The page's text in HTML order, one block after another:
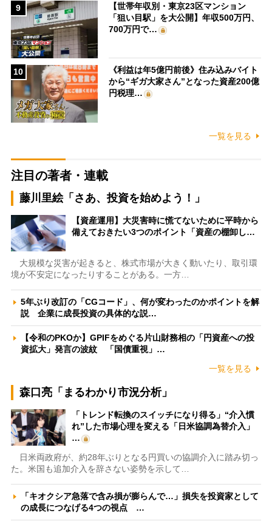
9
【世帯年収別・東京23区マンション
「狙い目駅」を大公開】年収500万円、
700万円で…
10
《利益は年5億円前後》住み込みバイト
から“ギガ大家さん”となった資産200億
円税理…
一覧を見る
注目の著者・連載
藤川里絵「さあ、投資を始めよう！」
【資産運用】大災害時に慌てないために平時から
備えておきたい3つのポイント「資産の棚卸し…
大規模な災害が起きると、株式市場が大きく動いたり、取引環
境が不安定になったりすることがある。一方…
5年ぶり改訂の「CGコード」、何が変わったのかポイントを解
説 企業に成長投資の具体的な説…
【令和のPKOか】GPIFをめぐる片山財務相の「円資産への投
資拡大」発言の波紋 「国債重視」…
一覧を見る
森口亮「まるわかり市況分析」
「トレンド転換のスイッチになり得る」“介入慣
れ”した市場心理を変える「日米協調為替介入」
…
日米両政府が、約28年ぶりとなる円買いの協調介入に踏み切っ
た。米国も追加介入を辞さない姿勢を示して…
「キオクシア急落で含み損が膨らんで…」損失を投資家として
の成長につなげる4つの視点 …